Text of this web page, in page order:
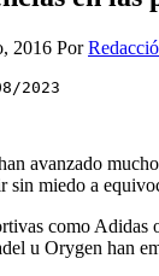
2016 Por
2023
avanzado
sin miedo a
como Adidas
u Orygen han